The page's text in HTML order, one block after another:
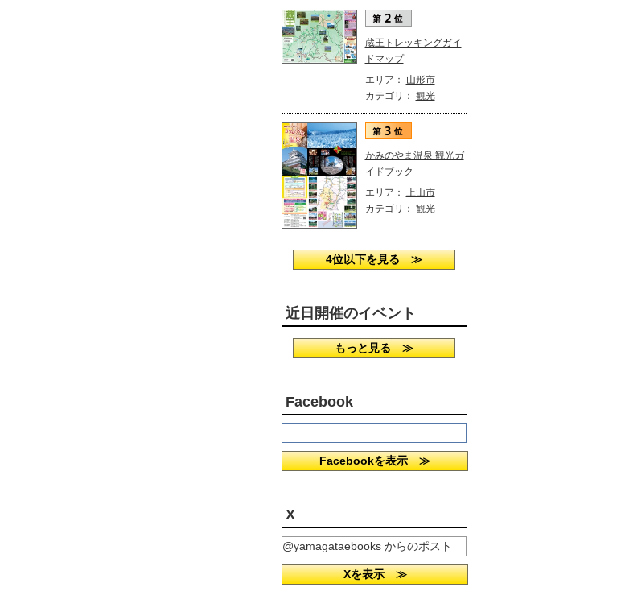
蔵王トレッキングガイ
ドマップ
エリア：
山形市
カテゴリ： 観光
かみのやま温泉 観光ガ
イドブック
エリア： 上山市
カテゴリ： 観光
4位以下を見る ≫
近日開催のイベント
もっと見る ≫
Facebook
Facebookを表示 ≫
X
@yamagataebooks からのポスト
Xを表示 ≫